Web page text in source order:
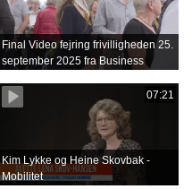
Final Video fejring frivilligheden 25.
september 2025 fra Business
07:21
Kim Lykke og Heine Skovbak -
Mobilitet